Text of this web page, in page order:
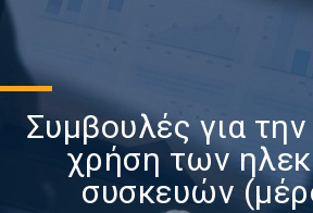
Συμβουλές για
χρήση των
συσκευών